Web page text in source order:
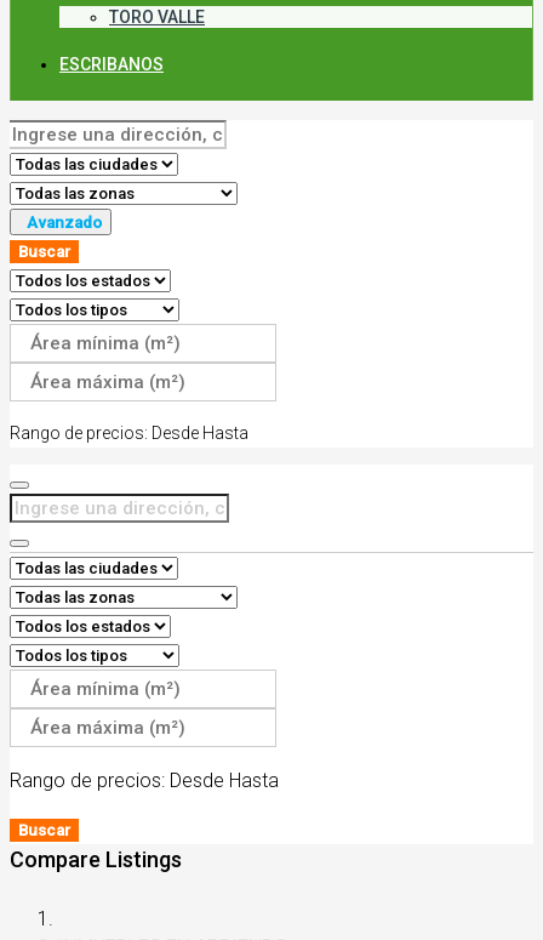
TORO VALLE
ESCRIBANOS
Avanzado
Buscar
Rango de precios: Desde Hasta
Rango de precios: Desde Hasta
Buscar
Compare Listings